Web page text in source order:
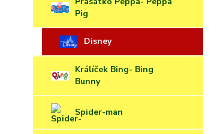
Pig
Disney
Králíček Bing- Bing
Bunny
Spider-man